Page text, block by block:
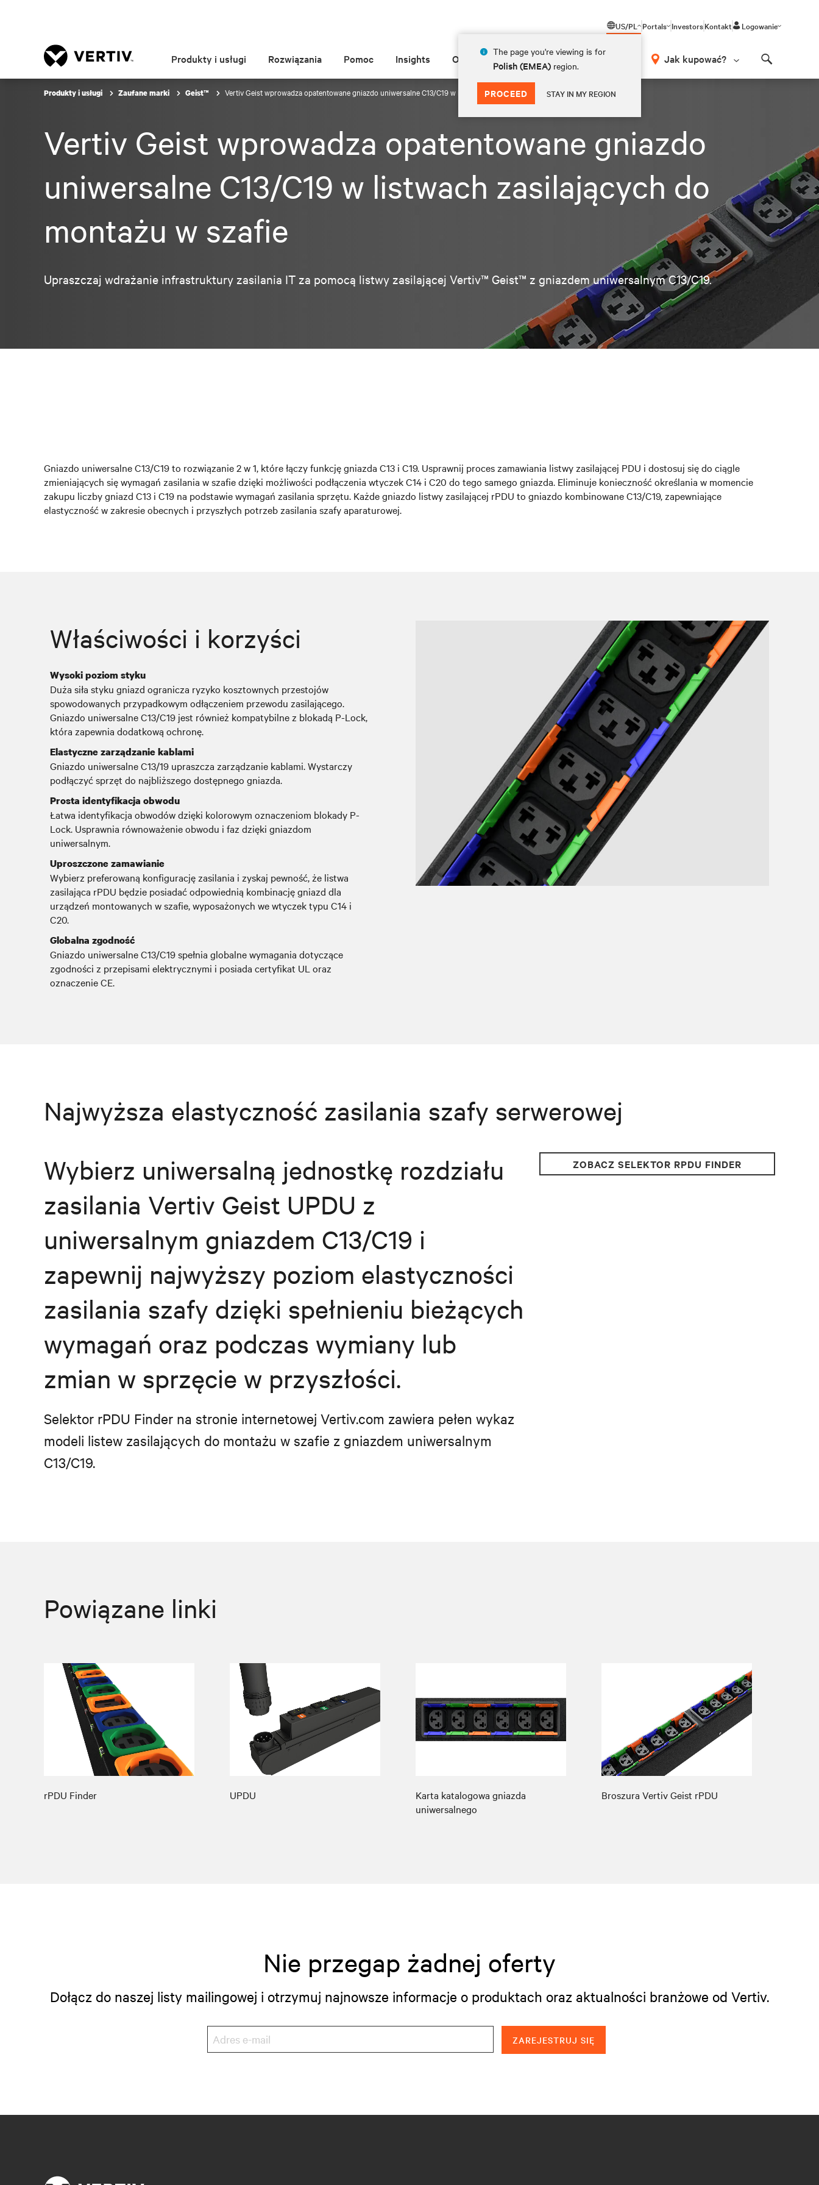
US/PL
The page you're viewing is for
Polish (EMEA) region.
PROCEED STAY IN MY REGION
Portals InvestorsKontakt Logowanie
Produkty i usługi Rozwiązania Pomoc Insights O Vertiv Jak kupować?
Produkty i usługi Zaufane marki Geist™ Vertiv Geist wprowadza opatentowane gniazdo uniwersalne C13/C19 w listwach zasilających do montażu w szafie
Vertiv Geist wprowadza opatentowane gniazdo
uniwersalne C13/C19 w listwach zasilających do
montażu w szafie
Upraszczaj wdrażanie infrastruktury zasilania IT za pomocą listwy zasilającej Vertiv™ Geist™ z gniazdem uniwersalnym C13/C19.
Gniazdo uniwersalne C13/C19 to rozwiązanie 2 w 1, które łączy funkcję gniazda C13 i C19. Usprawnij proces zamawiania listwy zasilającej PDU i dostosuj się do ciągle
zmieniających się wymagań zasilania w szafie dzięki możliwości podłączenia wtyczek C14 i C20 do tego samego gniazda. Eliminuje konieczność określania w momencie
zakupu liczby gniazd C13 i C19 na podstawie wymagań zasilania sprzętu. Każde gniazdo listwy zasilającej rPDU to gniazdo kombinowane C13/C19, zapewniające
elastyczność w zakresie obecnych i przyszłych potrzeb zasilania szafy aparaturowej.
Właściwości i korzyści
Wysoki poziom styku
Duża siła styku gniazd ogranicza ryzyko kosztownych przestojów
spowodowanych przypadkowym odłączeniem przewodu zasilającego.
Gniazdo uniwersalne C13/C19 jest również kompatybilne z blokadą P-Lock,
która zapewnia dodatkową ochronę.
Elastyczne zarządzanie kablami
Gniazdo uniwersalne C13/19 upraszcza zarządzanie kablami. Wystarczy
podłączyć sprzęt do najbliższego dostępnego gniazda.
Prosta identyfikacja obwodu
Łatwa identyfikacja obwodów dzięki kolorowym oznaczeniom blokady P-
Lock. Usprawnia równoważenie obwodu i faz dzięki gniazdom
uniwersalnym.
Uproszczone zamawianie
Wybierz preferowaną konfigurację zasilania i zyskaj pewność, że listwa
zasilająca rPDU będzie posiadać odpowiednią kombinację gniazd dla
urządzeń montowanych w szafie, wyposażonych we wtyczek typu C14 i
C20.
Globalna zgodność
Gniazdo uniwersalne C13/C19 spełnia globalne wymagania dotyczące
zgodności z przepisami elektrycznymi i posiada certyfikat UL oraz
oznaczenie CE.
Najwyższa elastyczność zasilania szafy serwerowej
Wybierz uniwersalną jednostkę rozdziału
zasilania Vertiv Geist UPDU z
uniwersalnym gniazdem C13/C19 i
zapewnij najwyższy poziom elastyczności
zasilania szafy dzięki spełnieniu bieżących
wymagań oraz podczas wymiany lub
zmian w sprzęcie w przyszłości.
Selektor rPDU Finder na stronie internetowej Vertiv.com zawiera pełen wykaz
modeli listew zasilających do montażu w szafie z gniazdem uniwersalnym
C13/C19.
ZOBACZ SELEKTOR RPDU FINDER
Powiązane linki
rPDU Finder UPDU
Karta katalogowa gniazda
uniwersalnego
Broszura Vertiv Geist rPDU
Nie przegap żadnej oferty
Dołącz do naszej listy mailingowej i otrzymuj najnowsze informacje o produktach oraz aktualności branżowe od Vertiv.
ZAREJESTRUJ SIĘ